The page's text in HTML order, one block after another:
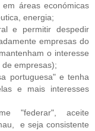
áreas económicas
energia;
e permitir despedir
empresas do
o interesse
empresas);
portuguesa" e tenha
e mais interesses
"federar", aceite
e seja consistente